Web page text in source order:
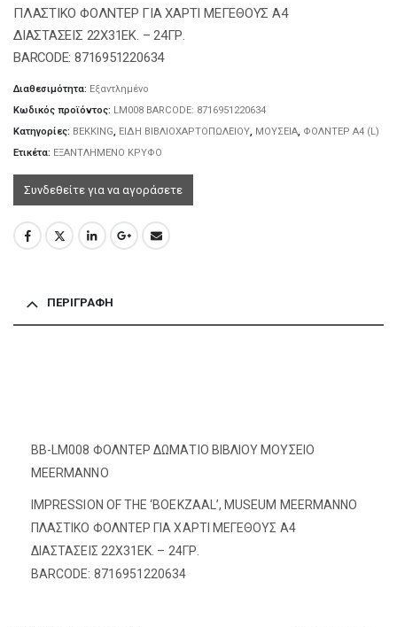
ΠΛΑΣΤΙΚΟ ΦΟΛΝΤΕΡ ΓΙΑ ΧΑΡΤΙ ΜΕΓΕΘΟΥΣ Α4
ΔΙΑΣΤΑΣΕΙΣ 22X31EΚ. – 24ΓΡ.
BARCODE: 8716951220634
Διαθεσιμότητα: Εξαντλημένο
Κωδικός προϊόντος: LM008 BARCODE: 8716951220634
Κατηγορίες: BEKKING, ΕΙΔΗ ΒΙΒΛΙΟΧΑΡΤΟΠΩΛΕΙΟΥ, ΜΟΥΣΕΙΑ, ΦΟΛΝΤΕΡ Α4 (L)
Ετικέτα: ΕΞΑΝΤΛΗΜΕΝΟ ΚΡΥΦΟ
Συνδεθείτε για να αγοράσετε
ΠΕΡΙΓΡΑΦΉ
BB-LM008 ΦΟΛΝΤΕΡ ΔΩΜΑΤΙΟ ΒΙΒΛΙΟΥ ΜΟΥΣΕΙΟ
MEERMANNO
IMPRESSION OF THE ‘BOEKZAAL’, MUSEUM MEERMANNO
ΠΛΑΣΤΙΚΟ ΦΟΛΝΤΕΡ ΓΙΑ ΧΑΡΤΙ ΜΕΓΕΘΟΥΣ Α4
ΔΙΑΣΤΑΣΕΙΣ 22X31EΚ. – 24ΓΡ.
BARCODE: 8716951220634